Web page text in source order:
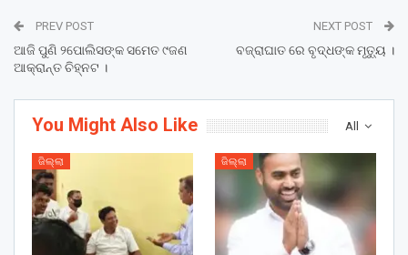
PREV POST
ଆଜି ପୁଣି ୨ପୋଲିସଙ୍କ ସମେତ ୯ଜଣ
ଆକ୍ରାନ୍ତ ଚିହ୍ନଟ ।
NEXT POST
ବଜ୍ରାଘାତ ରେ ବୃଦ୍ଧଙ୍କ ମୃତ୍ୟୁ ।
All
You Might Also Like
ଜିଲ୍ଲା ଜିଲ୍ଲା